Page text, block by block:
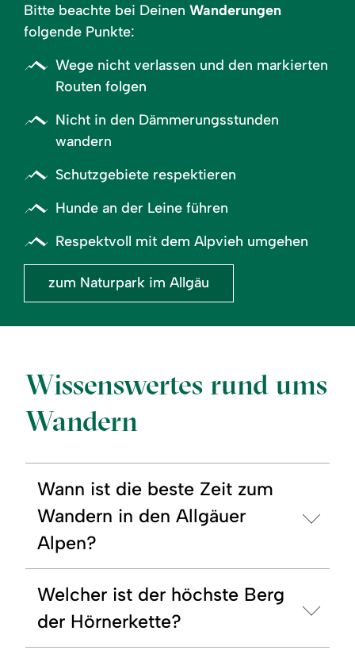
Bitte beachte bei Deinen Wanderungen
folgende Punkte:
Wege nicht verlassen und den markierten
Routen folgen
Nicht in den Dämmerungsstunden
wandern
Schutzgebiete respektieren
Hunde an der Leine führen
Respektvoll mit dem Alpvieh umgehen
zum Naturpark im Allgäu
Wissenswertes rund ums
Wandern
Wann ist die beste Zeit zum
Wandern in den Allgäuer
Alpen?
Welcher ist der höchste Berg
der Hörnerkette?